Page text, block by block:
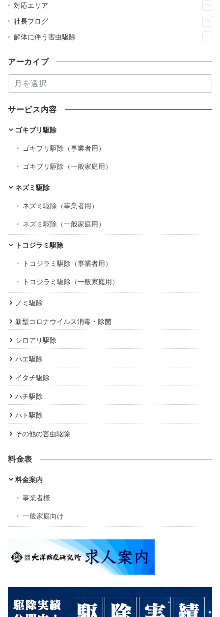
対応エリア 19
社長ブログ 16
解体に伴う害虫駆除
アーカイブ
ー
カ
イ
ブ
サービス内容
ゴキブリ駆除
ゴキブリ駆除（事業者用）
ゴキブリ駆除（一般家庭用）
ネズミ駆除
ネズミ駆除（事業者用）
ネズミ駆除（一般家庭用）
トコジラミ駆除
トコジラミ駆除（事業者用）
トコジラミ駆除（一般家庭用）
ノミ駆除
新型コロナウイルス消毒・除菌
シロアリ駆除
ハエ駆除
イタチ駆除
ハチ駆除
ハト駆除
その他の害虫駆除
料金表
料金案内
事業者様
一般家庭向け